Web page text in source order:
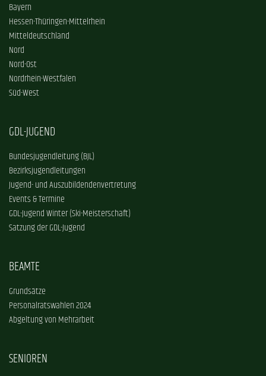
Bayern
Hessen-Thüringen-Mittelrhein
Mitteldeutschland
Nord
Nord-Ost
Nordrhein-Westfalen
Süd-West
GDL-JUGEND
Bundesjugendleitung (BJL)
Bezirksjugendleitungen
Jugend- und Auszubildendenvertretung
Events & Termine
GDL-Jugend Winter (Ski-Meisterschaft)
Satzung der GDL-Jugend
BEAMTE
Grundsätze
Personalratswahlen 2024
Abgeltung von Mehrarbeit
SENIOREN